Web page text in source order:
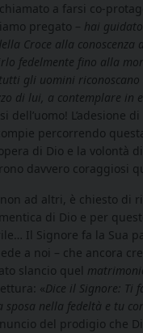
chiamato a farsi co-
pregato – hai
Croce alla conoscenza
fedelmente fino alla
gli uomini
di lui, a contemplare in
dell’uomo! L’adesione
percorrendo
di Dio e la volontà
davvero coraggiosi
ad altri, è chiesto di
di Dio e per
Il Signore fa la Sua
a noi – che ancora
slancio quel
«Dice il Signore: Ti
nella fedeltà e tu
del prodigio che